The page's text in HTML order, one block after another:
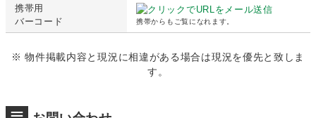
携帯用
バーコード
携帯からもご覧になれます。
※ 物件掲載内容と現況に相違がある場合は現況を優先と致しま
す。